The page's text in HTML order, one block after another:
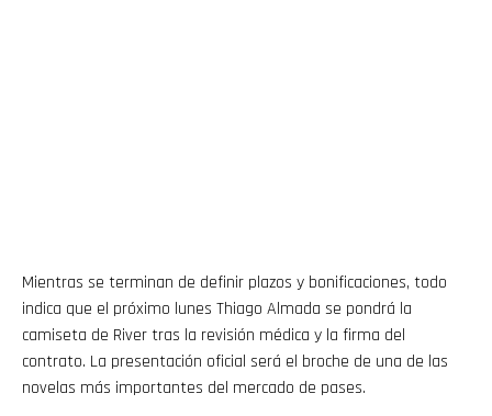
Mientras se terminan de definir plazos y bonificaciones, todo
indica que el próximo lunes Thiago Almada se pondrá la
camiseta de River tras la revisión médica y la firma del
contrato. La presentación oficial será el broche de una de las
novelas más importantes del mercado de pases.